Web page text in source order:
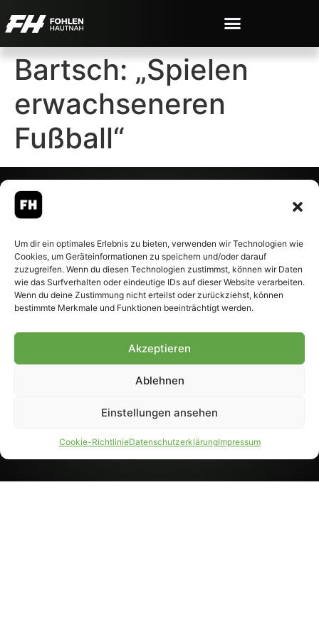
Um dir ein optimales Erlebnis zu bieten, verwenden wir Technologien wie
Cookies, um Geräteinformationen zu speichern und/oder darauf
zuzugreifen. Wenn du diesen Technologien zustimmst, können wir Daten
wie das Surfverhalten oder eindeutige IDs auf dieser Website verarbeiten.
Wenn du deine Zustimmung nicht erteilst oder zurückziehst, können
bestimmte Merkmale und Funktionen beeinträchtigt werden.
Akzeptieren
Ablehnen
Einstellungen ansehen
Cookie-RichtlinieDatenschutzerklärungImpressum
Bartsch: „Spielen
erwachseneren
Fußball“
– Alle rechte vorbehalten.
Fohlen-Hautnah.de ist ein
offiziell eingetragenes Magazin
bei der Deutschen
Nationalbibliothek (ISSN 1868-
Weiterverarbeitung, auch
Genehmigung.
PARTNER WERDEN
AGB